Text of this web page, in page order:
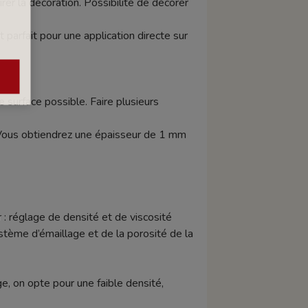
pour une application directe sur
surface possible. Faire plusieurs
obtiendrez une épaisseur de 1 mm
: réglage de densité et de viscosité
d’émaillage et de la porosité de la
on opte pour une faible densité,